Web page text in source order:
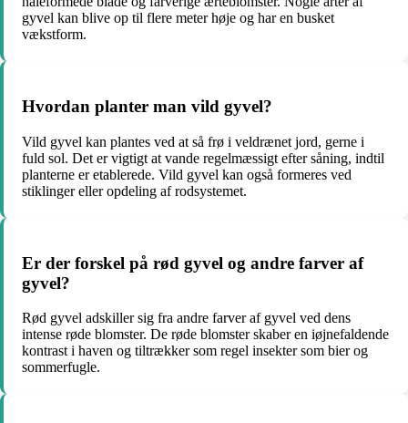
gyvel kan blive op til flere meter høje og har en busket
vækstform.
Hvordan planter man vild gyvel?
Vild gyvel kan plantes ved at så frø i veldrænet jord, gerne i
fuld sol. Det er vigtigt at vande regelmæssigt efter såning, indtil
planterne er etablerede. Vild gyvel kan også formeres ved
stiklinger eller opdeling af rodsystemet.
Er der forskel på rød gyvel og andre farver af
gyvel?
Rød gyvel adskiller sig fra andre farver af gyvel ved dens
intense røde blomster. De røde blomster skaber en iøjnefaldende
kontrast i haven og tiltrækker som regel insekter som bier og
sommerfugle.